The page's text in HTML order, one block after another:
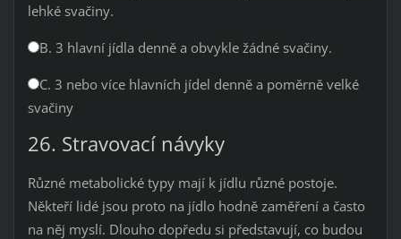
lehké svačiny.
B. 3 hlavní jídla denně a obvykle žádné svačiny.
C. 3 nebo více hlavních jídel denně a poměrně velké
svačiny
26. Stravovací návyky
Různé metabolické typy mají k jídlu různé postoje.
Někteří lidé jsou proto na jídlo hodně zaměření a často
na něj myslí. Dlouho dopředu si představují, co budou